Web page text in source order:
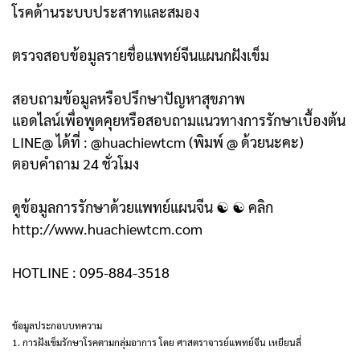
โรคด้านระบบประสาทและสมอง
ตรวจสอบข้อมูลรายชื่อแพทย์จีนแผนกฝังเข็ม
สอบถามข้อมูลหรือปรึกษาปัญหาสุขภาพ
แอดไลน์เพื่อพูดคุยหรือสอบถามแนวทางการรักษาเบื้องต้น
LINE@ ได้ที่ : @huachiewtcm (พิมพ์ @ ด้วยนะคะ)
ตอบคำถาม 24 ชั่วโมง
ดูข้อมูลการรักษาด้วยแพทย์แผนจีน ☯ ☯ คลิก
http://www.huachiewtcm.com
HOTLINE : 095-884-3518
ข้อมูลประกอบบทความ
1. การฝังเข็มรักษาโรคตามกลุ่มอาการ โดย ศาสตราจารย์แพทย์จีน เหยียนลี่